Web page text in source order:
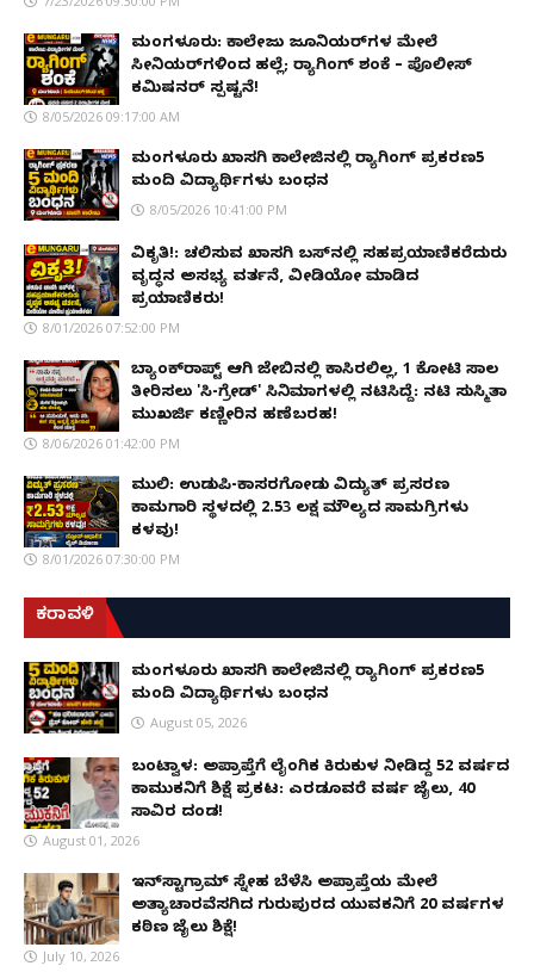
ಮಂಗಳೂರು: ಕಾಲೇಜು ಜೂನಿಯರ್‌ಗಳ ಮೇಲೆ
ಸೀನಿಯರ್‌ಗಳಿಂದ ಹಲ್ಲೆ; ರ‌್ಯಾಗಿಂಗ್ ಶಂಕೆ – ಪೊಲೀಸ್
ಕಮಿಷನರ್ ಸ್ಪಷ್ಟನೆ!
8/05/2026 09:17:00 AM
ಮಂಗಳೂರು ಖಾಸಗಿ ಕಾಲೇಜಿನಲ್ಲಿ ರ‌್ಯಾಗಿಂಗ್ ಪ್ರಕರಣ5
ಮಂದಿ ವಿದ್ಯಾರ್ಥಿಗಳು ಬಂಧನ
8/05/2026 10:41:00 PM
ವಿಕೃತಿ!: ಚಲಿಸುವ ಖಾಸಗಿ ಬಸ್‌ನಲ್ಲಿ ಸಹಪ್ರಯಾಣಿಕರೆದುರು
ವೃದ್ಧನ ಅಸಭ್ಯ ವರ್ತನೆ, ವೀಡಿಯೋ ಮಾಡಿದ
ಪ್ರಯಾಣಿಕರು!
8/01/2026 07:52:00 PM
ಬ್ಯಾಂಕ್‌ರಾಪ್ಟ್‌ ಆಗಿ ಜೇಬಿನಲ್ಲಿ ಕಾಸಿರಲಿಲ್ಲ, ₹1 ಕೋಟಿ ಸಾಲ
ತೀರಿಸಲು 'ಸಿ-ಗ್ರೇಡ್' ಸಿನಿಮಾಗಳಲ್ಲಿ ನಟಿಸಿದ್ದೆ: ನಟಿ ಸುಸ್ಮಿತಾ
ಮುಖರ್ಜಿ ಕಣ್ಣೀರಿನ ಹಣೆಬರಹ!
8/06/2026 01:42:00 PM
ಮುಲ್ಕಿ: ಉಡುಪಿ-ಕಾಸರಗೋಡು ವಿದ್ಯುತ್ ಪ್ರಸರಣ
ಕಾಮಗಾರಿ ಸ್ಥಳದಲ್ಲಿ ₹2.53 ಲಕ್ಷ ಮೌಲ್ಯದ ಸಾಮಗ್ರಿಗಳು
ಕಳವು!
8/01/2026 07:30:00 PM
ಕರಾವಳಿ
ಮಂಗಳೂರು ಖಾಸಗಿ ಕಾಲೇಜಿನಲ್ಲಿ ರ‌್ಯಾಗಿಂಗ್ ಪ್ರಕರಣ5
ಮಂದಿ ವಿದ್ಯಾರ್ಥಿಗಳು ಬಂಧನ
August 05, 2026
ಬಂಟ್ವಾಳ: ಅಪ್ರಾಪ್ತೆಗೆ ಲೈಂಗಿಕ ಕಿರುಕುಳ ನೀಡಿದ್ದ 52 ವರ್ಷದ
ಕಾಮುಕನಿಗೆ ಶಿಕ್ಷೆ ಪ್ರಕಟ: ಎರಡೂವರೆ ವರ್ಷ ಜೈಲು, ₹40
ಸಾವಿರ ದಂಡ!
August 01, 2026
ಇನ್‌ಸ್ಟಾಗ್ರಾಮ್ ಸ್ನೇಹ ಬೆಳೆಸಿ ಅಪ್ರಾಪ್ತೆಯ ಮೇಲೆ
ಅತ್ಯಾಚಾರವೆಸಗಿದ ಗುರುಪುರದ ಯುವಕನಿಗೆ 20 ವರ್ಷಗಳ
ಕಠಿಣ ಜೈಲು ಶಿಕ್ಷೆ!
July 10, 2026